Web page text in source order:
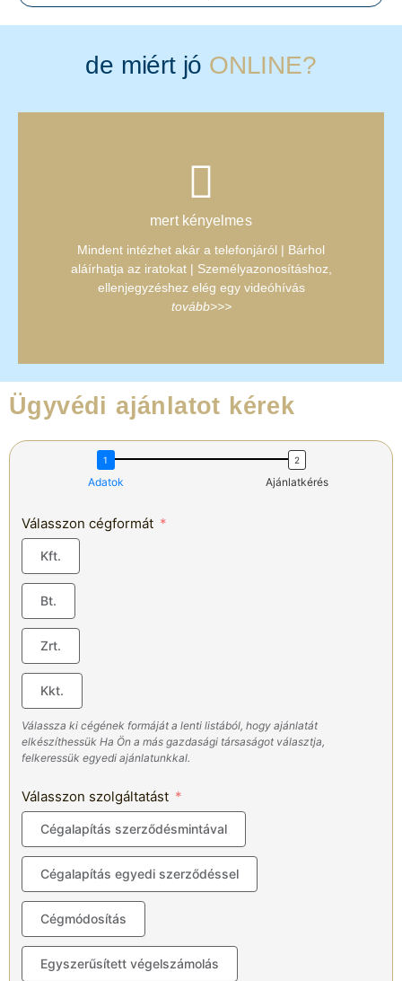
de miért jó ONLINE?
mert kényelmes
Mindent intézhet akár a telefonjáról | Bárhol
aláírhatja az iratokat | Személyazonosításhoz,
ellenjegyzéshez elég egy videóhívás
tovább>>>
Ön dönti el, bejön-e irodánkba
Bármikor kérheti a személyes ügyintézést -
személyes tanácsadást - személyes aláírást
Ügyvédi ajánlatot kérek
Adatok Ajánlatkérés
Válasszon cégformát
Kft.
Bt.
Zrt.
Kkt.
Válassza ki cégének formáját a lenti listából, hogy ajánlatát
elkészíthessük Ha Ön a más gazdasági társaságot választja,
felkeressük egyedi ajánlatunkkal.
Válasszon szolgáltatást
Cégalapítás szerződésmintával
Cégalapítás egyedi szerződéssel
Cégmódosítás
Egyszerűsített végelszámolás